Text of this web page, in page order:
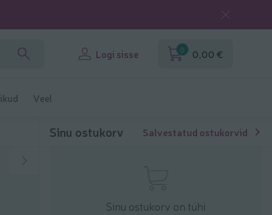
Logi sisse 0 0,00 €
Veel
Sinu ostukorv Salvestatud ostukorvid
Sinu ostukorv on tühi